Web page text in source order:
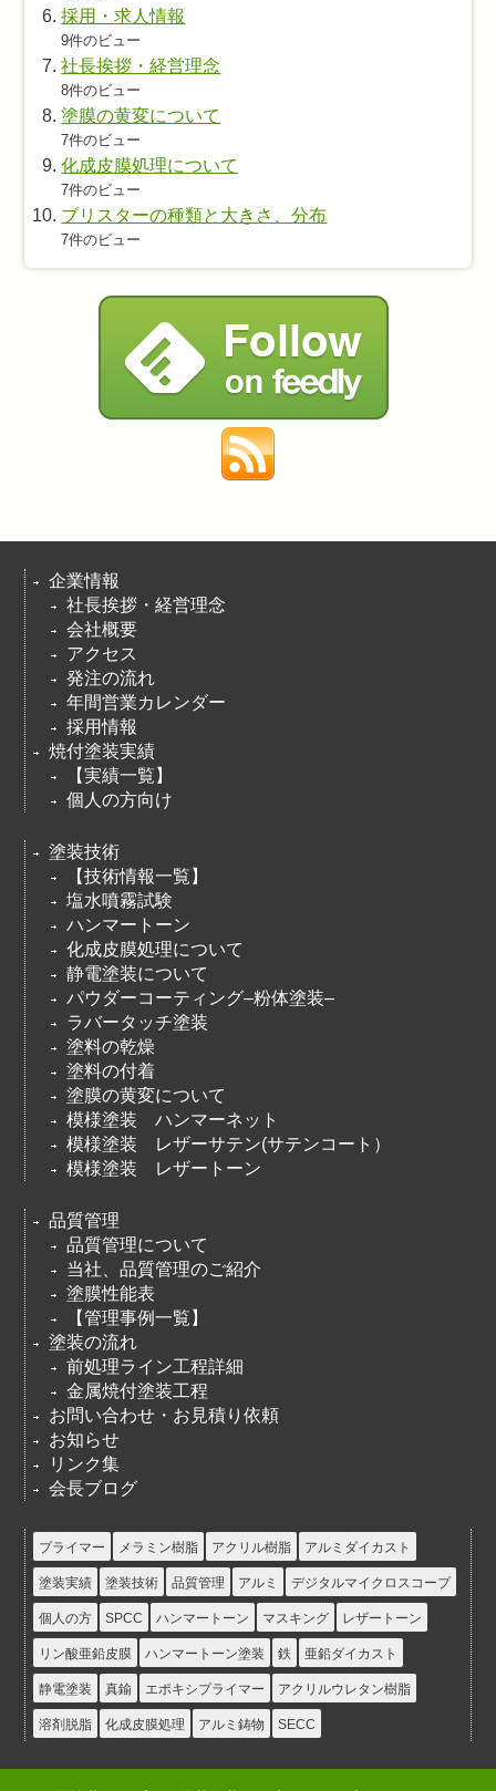
採用・求人情報
9件のビュー
社長挨拶・経営理念
8件のビュー
塗膜の黄変について
7件のビュー
化成皮膜処理について
7件のビュー
ブリスターの種類と大きさ、分布
7件のビュー
企業情報
社長挨拶・経営理念
会社概要
アクセス
発注の流れ
年間営業カレンダー
採用情報
焼付塗装実績
【実績一覧】
個人の方向け
塗装技術
【技術情報一覧】
塩水噴霧試験
ハンマートーン
化成皮膜処理について
静電塗装について
パウダーコーティング–粉体塗装–
ラバータッチ塗装
塗料の乾燥
塗料の付着
塗膜の黄変について
模様塗装 ハンマーネット
模様塗装 レザーサテン(サテンコート）
模様塗装 レザートーン
品質管理
品質管理について
当社、品質管理のご紹介
塗膜性能表
【管理事例一覧】
塗装の流れ
前処理ライン工程詳細
金属焼付塗装工程
お問い合わせ・お見積り依頼
お知らせ
リンク集
会長ブログ
プライマー メラミン樹脂 アクリル樹脂 アルミダイカスト
塗装実績 塗装技術 品質管理 アルミ デジタルマイクロスコープ
個人の方 SPCC ハンマートーン マスキング レザートーン
リン酸亜鉛皮膜 ハンマートーン塗装 鉄 亜鉛ダイカスト
静電塗装 真鍮 エポキシプライマー アクリルウレタン樹脂
溶剤脱脂 化成皮膜処理 アルミ鋳物 SECC